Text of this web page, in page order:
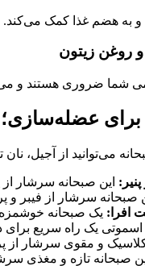
حداقل 5 تا 10 گرم فیبر داشته باشد.
روغن زیتون
ضروری هستند و
می‌توانید از آجیل،
این صبحانه سرشار
صبحانه سرشار از فیبر و
افرا: یک صبحانه خوشمزه
اسموتی یک راه سریع
و مقوی سرشار از
صبحانه تازه و مغذی